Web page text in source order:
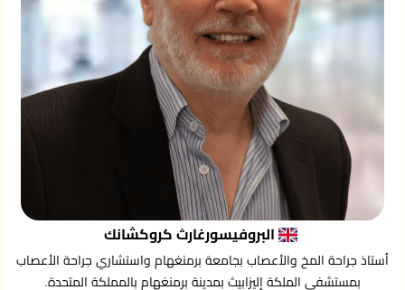
البروفيسورغارث كروكشانك
أستاذ جراحة المخ والأعصاب بجامعة برمنغهام واستشاري جراحة الأعصاب
بمستشفى الملكة إليزابيث بمدينة برمنغهام بالمملكة المتحدة.